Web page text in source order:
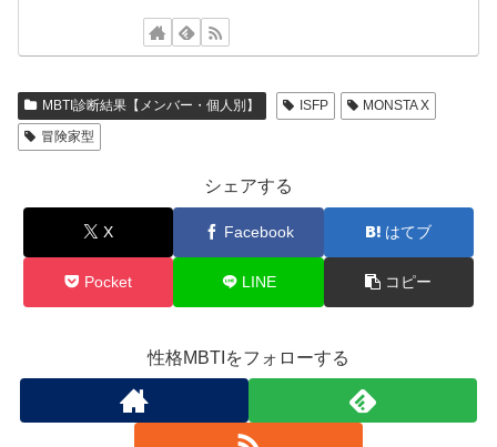
MBTI診断結果【メンバー・個人別】 ISFP
MONSTA X
冒険家型
シェアする
X Facebook はてブ
Pocket LINE コピー
性格MBTIをフォローする